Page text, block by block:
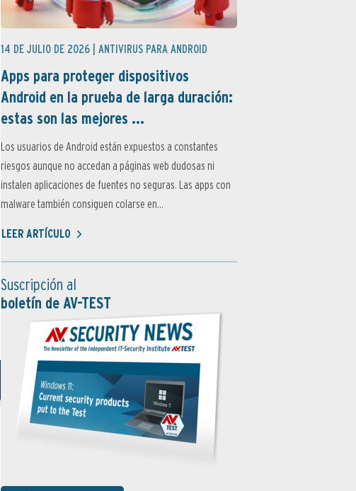
14 DE JULIO DE 2026 | ANTIVIRUS PARA ANDROID
Apps para proteger dispositivos
Android en la prueba de larga duración:
estas son las mejores ...
Los usuarios de Android están expuestos a constantes
riesgos aunque no accedan a páginas web dudosas ni
instalen aplicaciones de fuentes no seguras. Las apps con
malware también consiguen colarse en...
LEER ARTÍCULO
Suscripción al
boletín de AV-TEST